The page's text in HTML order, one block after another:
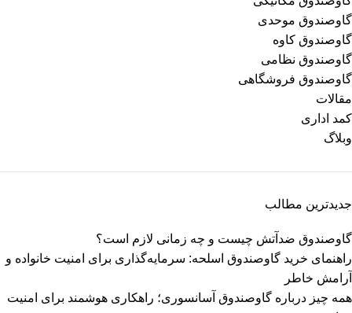
گاوصندوق موحدی
گاوصندوق کاوه
گاوصندوق نظامی
گاوصندوق فروشگاهی
مقالات
کمد اداری
وبلاگ
جدیدترین مطالب
گاوصندوق ضدآتش چیست و چه زمانی لازم است؟
راهنمای خرید گاوصندوق اسلحه: سرمایه‌گذاری برای امنیت خانواده و
آرامش خاطر
همه چیز درباره گاوصندوق آسانسوری؛ راهکاری هوشمند برای امنیت